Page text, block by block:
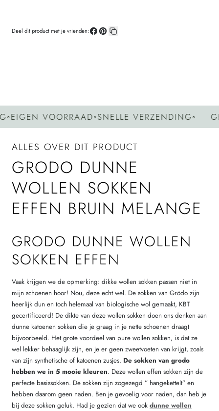
Deel dit product met je vrienden:
VOORRAAD◦SNELLE VERZENDING◦
ALLES OVER DIT PRODUCT
GRODO DUNNE
WOLLEN SOKKEN
EFFEN BRUIN MELANGE
GRODO DUNNE WOLLEN
SOKKEN EFFEN
Vaak krijgen we de opmerking: dikke wollen sokken passen niet in
mijn schoenen hoor! Nou, deze echt wel. De sokken van Grödo zijn
heerlijk dun en toch helemaal van biologische wol gemaakt, KBT
gecertificeerd! De dikte van deze wollen sokken doen ons denken aan
dunne katoenen sokken die je graag in je nette schoenen draagt
bijvoorbeeld. Het grote voordeel van pure wollen sokken, is dat ze
wel lekker behaaglijk zijn, en je er geen zweetvoeten van krijgt, zoals
van zijn synthetische of katoenen zusjes. De sokken van grodo
hebben we in 5 mooie kleuren. Deze wollen effen sokken zijn de
perfecte basissokken. De sokken zijn zogezegd ” hangekettelt” en
hebben daarom geen naden. Ben je gevoelig voor naden, dan heb je
bij deze sokken geluk. Had je gezien dat we ook dunne wollen